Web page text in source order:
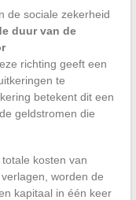
de sociale zekerheid
duur van de
richting geeft een
te
betekent dit een
geldstromen die
kosten van
worden de
kapitaal in één keer